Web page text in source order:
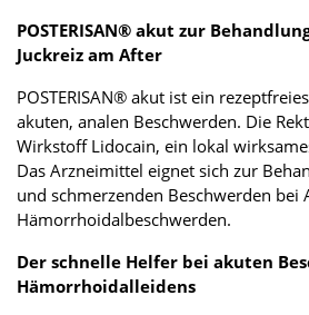
POSTERISAN® akut zur
Juckreiz am After
POSTERISAN® akut ist ein
akuten, analen Beschwerden. Die
Wirkstoff Lidocain, ein lokal
Das Arzneimittel eignet sich zur
und schmerzenden Beschwerden bei
Hämorrhoidalbeschwerden.
Der schnelle Helfer bei akuten
Hämorrhoidalleidens